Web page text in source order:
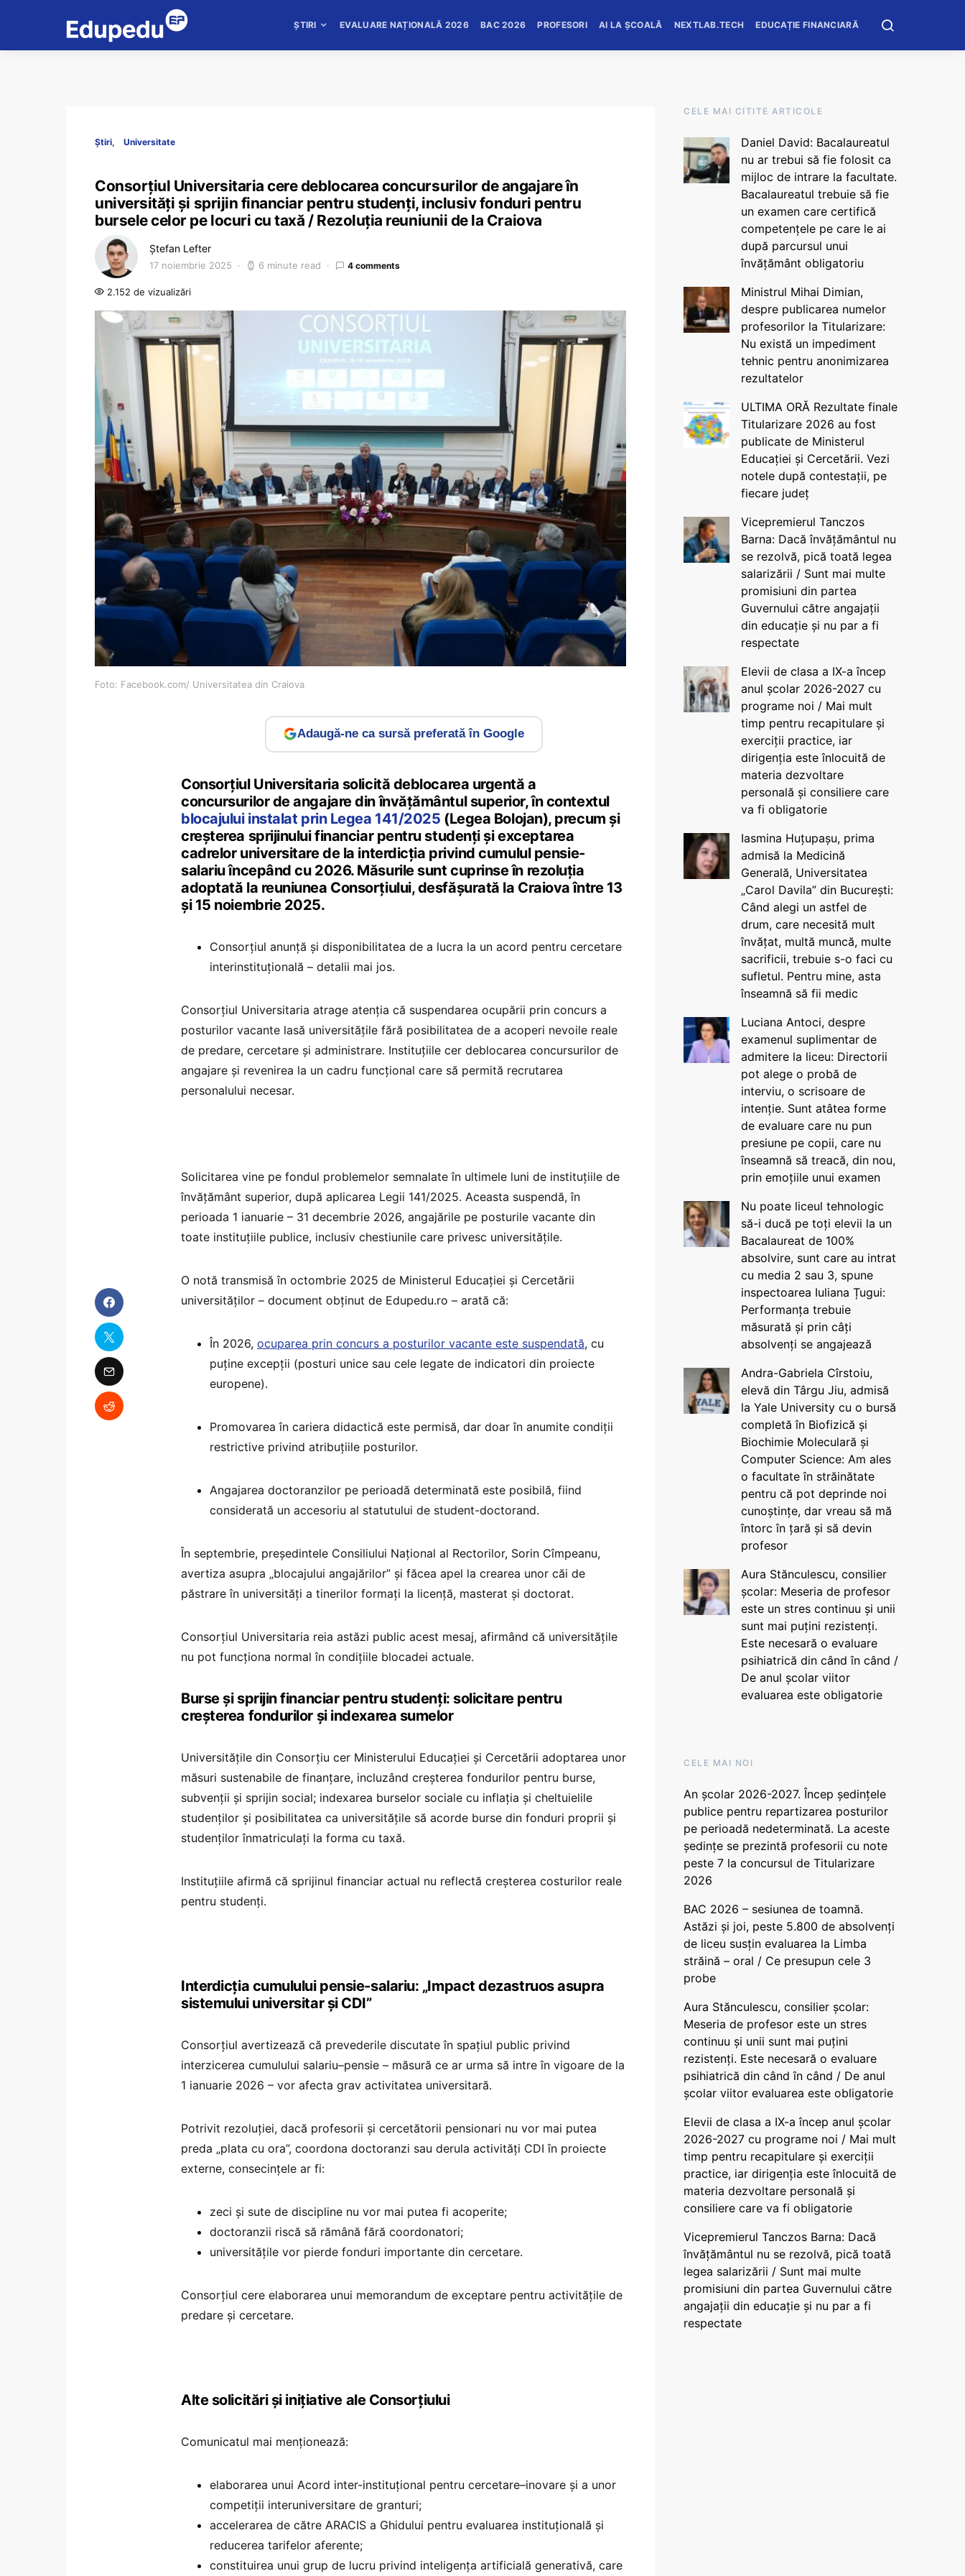
ȘTIRI EVALUARE NAȚIONALĂ 2026 BAC 2026 PROFESORI AI LA ȘCOALĂ NEXTLAB.TECH EDUCAȚIE FINANCIARĂ
Știri Universitate
Consorțiul Universitaria cere deblocarea concursurilor de angajare în
universități și sprijin financiar pentru studenți, inclusiv fonduri pentru
bursele celor pe locuri cu taxă / Rezoluția reuniunii de la Craiova
Ștefan Lefter
17 noiembrie 2025 6 minute read 4 comments
2.152 de vizualizări
Foto: Facebook.com/ Universitatea din Craiova
Adaugă-ne ca sursă preferată în Google
Consorțiul Universitaria solicită deblocarea urgentă a
concursurilor de angajare din învățământul superior, în contextul
blocajului instalat prin Legea 141/2025 (Legea Bolojan), precum și
creșterea sprijinului financiar pentru studenți și exceptarea
cadrelor universitare de la interdicția privind cumulul pensie-
salariu începând cu 2026. Măsurile sunt cuprinse în rezoluția
adoptată la reuniunea Consorțiului, desfășurată la Craiova între 13
și 15 noiembrie 2025.
Consorțiul anunță și disponibilitatea de a lucra la un acord pentru cercetare
interinstituțională – detalii mai jos.
Consorțiul Universitaria atrage atenția că suspendarea ocupării prin concurs a
posturilor vacante lasă universitățile fără posibilitatea de a acoperi nevoile reale
de predare, cercetare și administrare. Instituțiile cer deblocarea concursurilor de
angajare și revenirea la un cadru funcțional care să permită recrutarea
personalului necesar.
Solicitarea vine pe fondul problemelor semnalate în ultimele luni de instituțiile de
învățământ superior, după aplicarea Legii 141/2025. Aceasta suspendă, în
perioada 1 ianuarie – 31 decembrie 2026, angajările pe posturile vacante din
toate instituțiile publice, inclusiv chestiunile care privesc universitățile.
O notă transmisă în octombrie 2025 de Ministerul Educației și Cercetării
universităților – document obținut de Edupedu.ro – arată că:
În 2026, ocuparea prin concurs a posturilor vacante este suspendată, cu
puține excepții (posturi unice sau cele legate de indicatori din proiecte
europene).
Promovarea în cariera didactică este permisă, dar doar în anumite condiții
restrictive privind atribuțiile posturilor.
Angajarea doctoranzilor pe perioadă determinată este posibilă, fiind
considerată un accesoriu al statutului de student-doctorand.
În septembrie, președintele Consiliului Național al Rectorilor, Sorin Cîmpeanu,
avertiza asupra „blocajului angajărilor” și făcea apel la crearea unor căi de
păstrare în universități a tinerilor formați la licență, masterat și doctorat.
Consorțiul Universitaria reia astăzi public acest mesaj, afirmând că universitățile
nu pot funcționa normal în condițiile blocadei actuale.
Burse și sprijin financiar pentru studenți: solicitare pentru
creșterea fondurilor și indexarea sumelor
Universitățile din Consorțiu cer Ministerului Educației și Cercetării adoptarea unor
măsuri sustenabile de finanțare, incluzând creșterea fondurilor pentru burse,
subvenții și sprijin social; indexarea burselor sociale cu inflația și cheltuielile
studenților și posibilitatea ca universitățile să acorde burse din fonduri proprii și
studenților înmatriculați la forma cu taxă.
Instituțiile afirmă că sprijinul financiar actual nu reflectă creșterea costurilor reale
pentru studenți.
Interdicția cumulului pensie-salariu: „Impact dezastruos asupra
sistemului universitar și CDI”
Consorțiul avertizează că prevederile discutate în spațiul public privind
interzicerea cumulului salariu–pensie – măsură ce ar urma să intre în vigoare de la
1 ianuarie 2026 – vor afecta grav activitatea universitară.
Potrivit rezoluției, dacă profesorii și cercetătorii pensionari nu vor mai putea
preda „plata cu ora”, coordona doctoranzi sau derula activități CDI în proiecte
externe, consecințele ar fi:
zeci și sute de discipline nu vor mai putea fi acoperite;
doctoranzii riscă să rămână fără coordonatori;
universitățile vor pierde fonduri importante din cercetare.
Consorțiul cere elaborarea unui memorandum de exceptare pentru activitățile de
predare și cercetare.
Alte solicitări și inițiative ale Consorțiului
Comunicatul mai menționează:
elaborarea unui Acord inter-instituțional pentru cercetare–inovare și a unor
competiții interuniversitare de granturi;
accelerarea de către ARACIS a Ghidului pentru evaluarea instituțională și
reducerea tarifelor aferente;
constituirea unui grup de lucru privind inteligența artificială generativă, care
CELE MAI CITITE ARTICOLE
Daniel David: Bacalaureatul
nu ar trebui să fie folosit ca
mijloc de intrare la facultate.
Bacalaureatul trebuie să fie
un examen care certifică
competențele pe care le ai
după parcursul unui
învățământ obligatoriu
Ministrul Mihai Dimian,
despre publicarea numelor
profesorilor la Titularizare:
Nu există un impediment
tehnic pentru anonimizarea
rezultatelor
ULTIMA ORĂ Rezultate finale
Titularizare 2026 au fost
publicate de Ministerul
Educației și Cercetării. Vezi
notele după contestații, pe
fiecare județ
Vicepremierul Tanczos
Barna: Dacă învățământul nu
se rezolvă, pică toată legea
salarizării / Sunt mai multe
promisiuni din partea
Guvernului către angajații
din educație și nu par a fi
respectate
Elevii de clasa a IX-a încep
anul școlar 2026-2027 cu
programe noi / Mai mult
timp pentru recapitulare și
exerciții practice, iar
dirigenția este înlocuită de
materia dezvoltare
personală și consiliere care
va fi obligatorie
Iasmina Huțupașu, prima
admisă la Medicină
Generală, Universitatea
„Carol Davila” din București:
Când alegi un astfel de
drum, care necesită mult
învățat, multă muncă, multe
sacrificii, trebuie s-o faci cu
sufletul. Pentru mine, asta
înseamnă să fii medic
Luciana Antoci, despre
examenul suplimentar de
admitere la liceu: Directorii
pot alege o probă de
interviu, o scrisoare de
intenție. Sunt atâtea forme
de evaluare care nu pun
presiune pe copii, care nu
înseamnă să treacă, din nou,
prin emoțiile unui examen
Nu poate liceul tehnologic
să-i ducă pe toți elevii la un
Bacalaureat de 100%
absolvire, sunt care au intrat
cu media 2 sau 3, spune
inspectoarea Iuliana Țugui:
Performanța trebuie
măsurată și prin câți
absolvenți se angajează
Andra-Gabriela Cîrstoiu,
elevă din Târgu Jiu, admisă
la Yale University cu o bursă
completă în Biofizică și
Biochimie Moleculară și
Computer Science: Am ales
o facultate în străinătate
pentru că pot deprinde noi
cunoștințe, dar vreau să mă
întorc în țară și să devin
profesor
Aura Stănculescu, consilier
școlar: Meseria de profesor
este un stres continuu și unii
sunt mai puțini rezistenți.
Este necesară o evaluare
psihiatrică din când în când /
De anul școlar viitor
evaluarea este obligatorie
CELE MAI NOI
An școlar 2026-2027. Încep ședințele
publice pentru repartizarea posturilor
pe perioadă nedeterminată. La aceste
ședințe se prezintă profesorii cu note
peste 7 la concursul de Titularizare
2026
BAC 2026 – sesiunea de toamnă.
Astăzi și joi, peste 5.800 de absolvenți
de liceu susțin evaluarea la Limba
străină – oral / Ce presupun cele 3
probe
Aura Stănculescu, consilier școlar:
Meseria de profesor este un stres
continuu și unii sunt mai puțini
rezistenți. Este necesară o evaluare
psihiatrică din când în când / De anul
școlar viitor evaluarea este obligatorie
Elevii de clasa a IX-a încep anul școlar
2026-2027 cu programe noi / Mai mult
timp pentru recapitulare și exerciții
practice, iar dirigenția este înlocuită de
materia dezvoltare personală și
consiliere care va fi obligatorie
Vicepremierul Tanczos Barna: Dacă
învățământul nu se rezolvă, pică toată
legea salarizării / Sunt mai multe
promisiuni din partea Guvernului către
angajații din educație și nu par a fi
respectate